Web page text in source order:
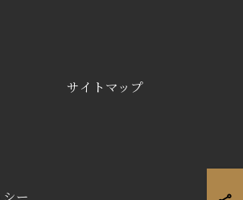
ー
サイトマップ